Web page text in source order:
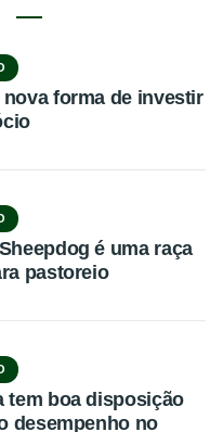
nova forma de investir
é uma raça
pastoreio
tem boa disposição
desempenho no